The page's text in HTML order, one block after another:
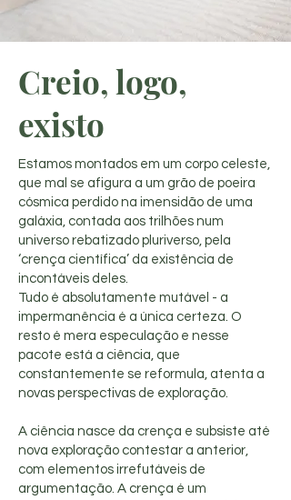
Creio, logo,
existo
Estamos montados em um corpo celeste,
que mal se afigura a um grão de poeira
cósmica perdido na imensidão de uma
galáxia, contada aos trilhões num
universo rebatizado pluriverso, pela
‘crença científica’ da existência de
incontáveis deles.
Tudo é absolutamente mutável - a
impermanência é a única certeza. O
resto é mera especulação e nesse
pacote está a ciência, que
constantemente se reformula, atenta a
novas perspectivas de exploração.
A ciência nasce da crença e subsiste até
nova exploração contestar a anterior,
com elementos irrefutáveis de
argumentação. A crença é um